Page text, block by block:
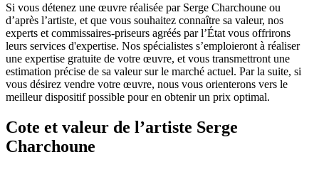
Si vous détenez une œuvre réalisée par Serge Charchoune ou
d’après l’artiste, et que vous souhaitez connaître sa valeur, nos
experts et commissaires-priseurs agréés par l’État vous offrirons
leurs services d'expertise. Nos spécialistes s’emploieront à réaliser
une expertise gratuite de votre œuvre, et vous transmettront une
estimation précise de sa valeur sur le marché actuel. Par la suite, si
vous désirez vendre votre œuvre, nous vous orienterons vers le
meilleur dispositif possible pour en obtenir un prix optimal.
Cote et valeur de l’artiste Serge
Charchoune